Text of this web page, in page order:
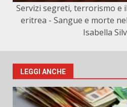
Servizi segreti, terrorismo e
eritrea - Sangue e morte
Isabella
LEGGI ANCHE